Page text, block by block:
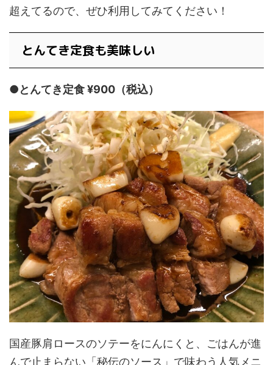
超えてるので、ぜひ利用してみてください！
とんてき定食も美味しい
●とんてき定食 ¥900（税込）
国産豚肩ロースのソテーをにんにくと、ごはんが進
んで止まらない「秘伝のソース」で味わう人気メニ